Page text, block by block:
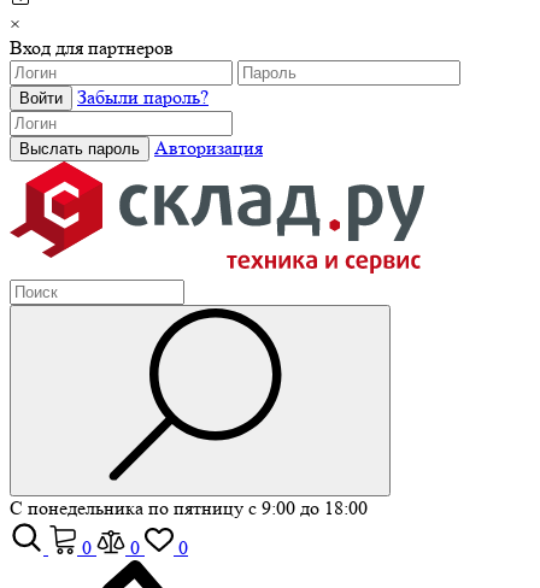
×
Вход для партнеров
Забыли пароль?
Авторизация
С понедельника по пятницу с 9:00 до 18:00
0
0 0